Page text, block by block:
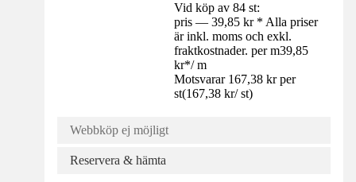
Vid köp av 84 st:
pris — 39,85 kr * Alla priser
är inkl. moms och exkl.
fraktkostnader. per m39,85
kr*/ m
Motsvarar 167,38 kr per
st(167,38 kr/ st)
Webbköp ej möjligt
Reservera & hämta